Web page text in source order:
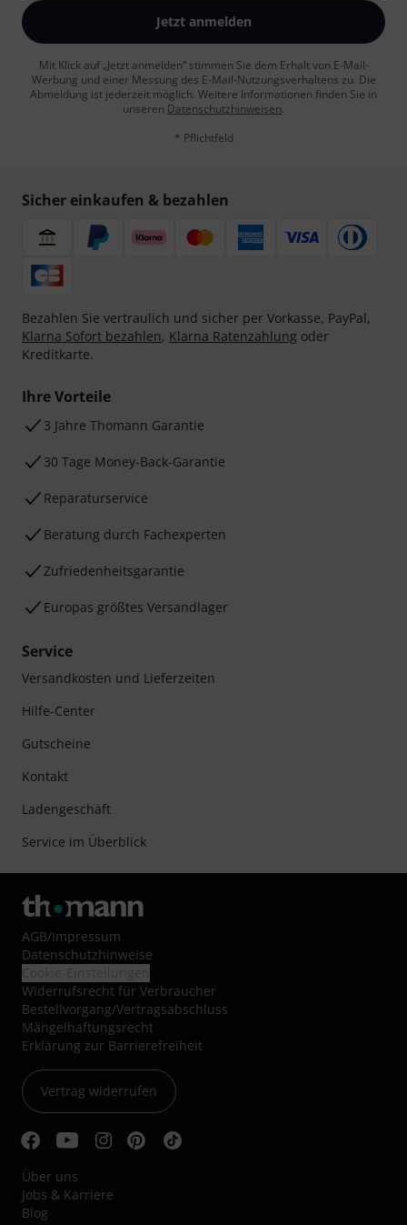
Jetzt anmelden
Mit Klick auf „Jetzt anmelden“ stimmen Sie dem Erhalt von E-Mail-
Werbung und einer Messung des E-Mail-Nutzungsverhaltens zu. Die
Abmeldung ist jederzeit möglich. Weitere Informationen finden Sie in
unseren Datenschutzhinweisen.
* Pflichtfeld
Sicher einkaufen & bezahlen
Bezahlen Sie vertraulich und sicher per Vorkasse, PayPal,
Klarna Sofort bezahlen, Klarna Ratenzahlung oder
Kreditkarte.
Ihre Vorteile
3 Jahre Thomann Garantie
30 Tage Money-Back-Garantie
Reparaturservice
Beratung durch Fachexperten
Zufriedenheitsgarantie
Europas größtes Versandlager
Service
Versandkosten und Lieferzeiten
Hilfe-Center
Gutscheine
Kontakt
Ladengeschäft
Service im Überblick
AGB/Impressum
Datenschutzhinweise
Widerrufsrecht für Verbraucher
Bestellvorgang/Vertragsabschluss
Mängelhaftungsrecht
Erklärung zur Barrierefreiheit
Vertrag widerrufen
Über uns
Jobs & Karriere
Blog